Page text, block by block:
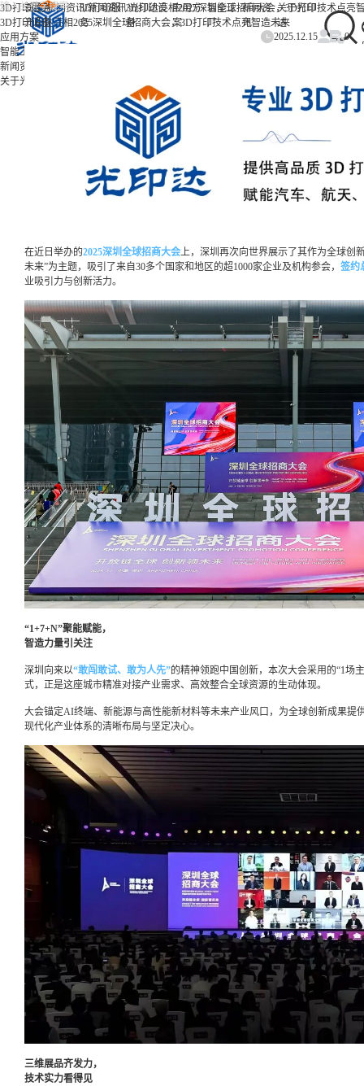
3D打印服
务
3D打印设
备
应用方
案
智能工
厂
新闻资
讯
关于光印
达
3D打印服务
3D打印设备
应用方案
智能工厂
新闻资讯
关于光印达
首页/新闻资讯/新闻资讯/光印达亮相2025深圳全球招商大会，3D打印技术点亮
光印达亮相2025深圳全球招商大会，3D打印技术点亮智造未来
2025.12.15
0
在近日举办的2025深圳全球招商大会 上，深圳再次向世界展示了其作为全球创
未来”为主题，吸引了来自30多个国家和地区的超1000家企业及机构参会， 签约
业吸引力与创新活力。
“1+7+N”聚能赋能，
智造力量引关注
深圳向来以“敢闯敢试、敢为人先”的精神领跑中国创新，本次大会采用的“1场
式，正是这座城市精准对接产业需求、高效整合全球资源的生动体现。
大会锚定AI终端、新能源与高性能新材料等未来产业风口，为全球创新成果提
现代化产业体系的清晰布局与坚定决心。
三维展品齐发力，
技术实力看得见